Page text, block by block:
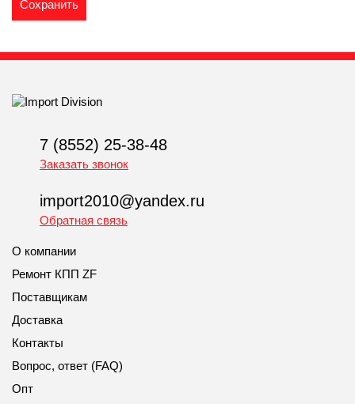
7 (8552) 25-38-48
Заказать звонок
import2010@yandex.ru
Обратная связь
О компании
Ремонт КПП ZF
Поставщикам
Доставка
Контакты
Вопрос, ответ (FAQ)
Опт